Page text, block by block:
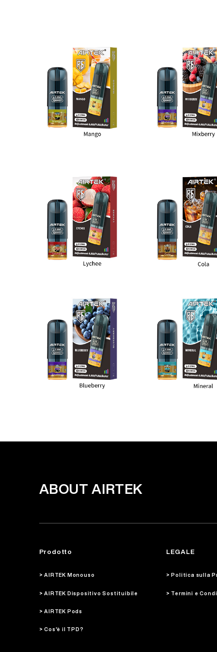
ABOUT AIRTEK
Prodotto
> AIRTEK Monouso
> AIRTEK Dispositivo Sostituibile
> AIRTEK Pods
> Cos'è il TPD?
LEGALE
> Politica sulla
> Termini e